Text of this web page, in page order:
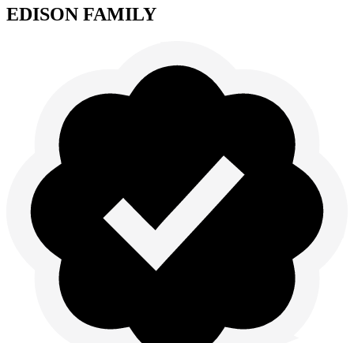
EDISON FAMILY